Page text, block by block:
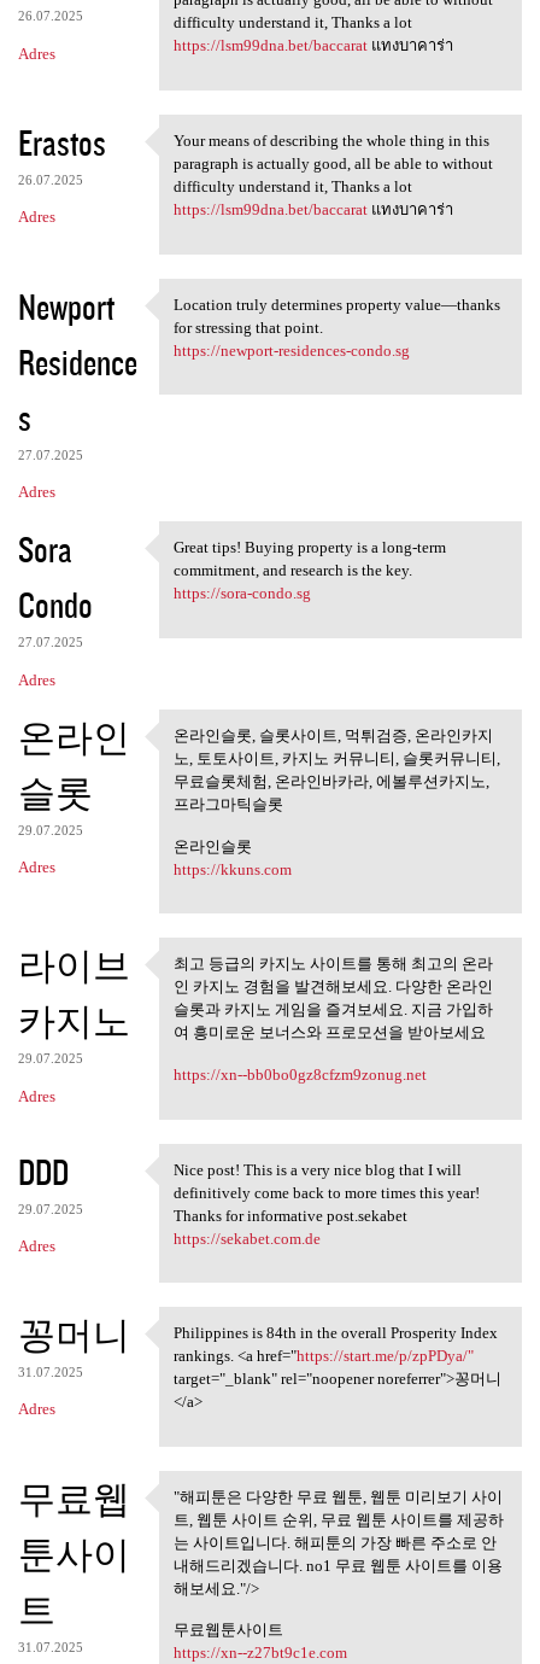
26.07.2025
Adres
difficulty understand it, Thanks a lot
https://lsm99dna.bet/baccaratแทงบาคาร่า
Erastos
26.07.2025
Adres
Your means of describing the
Your means of describing the whole thing in this
paragraph is actually good, all be able to without
difficulty understand it, Thanks a lot
https://lsm99dna.bet/baccaratแทงบาคาร่า
Newport
Residence
s
27.07.2025
Adres
Location truly determines
Location truly determines property value—thanks
for stressing that point.
https://newport-residences-condo.sg
Sora
Condo
27.07.2025
Adres
Great tips! Buying property
Great tips! Buying property is a long-term
commitment, and research is the key.
https://sora-condo.sg
온라인
슬롯
29.07.2025
Adres
온라인슬롯, 슬롯사이트, 먹튀검
증, 온라인카지노,
온라인슬롯, 슬롯사이트, 먹튀검증, 온라인카지
노, 토토사이트, 카지노 커뮤니티, 슬롯커뮤니티,
무료슬롯체험, 온라인바카라, 에볼루션카지노,
프라그마틱슬롯
온라인슬롯
https://kkuns.com
라이브
카지노
29.07.2025
Adres
최고 등급의 카지노 사이트를 통
해 최고의 온라인
최고 등급의 카지노 사이트를 통해 최고의 온라
인 카지노 경험을 발견해보세요. 다양한 온라인
슬롯과 카지노 게임을 즐겨보세요. 지금 가입하
여 흥미로운 보너스와 프로모션을 받아보세요
https://xn--bb0bo0gz8cfzm9zonug.net
DDD
29.07.2025
Adres
Nice post! This is a very
Nice post! This is a very nice blog that I will
definitively come back to more times this year!
Thanks for informative post.sekabet
https://sekabet.com.de
꽁머니
31.07.2025
Adres
Philippines is 84th in the
Philippines is 84th in the overall Prosperity Index
rankings. <a href="https://start.me/p/zpPDya/"
target="_blank" rel="noopener noreferrer">꽁머니
</a>
무료웹
툰사이
트
31.07.2025
"해피툰은 다양한 무료 웹툰, 웹툰
미리보기 사이트,
"해피툰은 다양한 무료 웹툰, 웹툰 미리보기 사이
트, 웹툰 사이트 순위, 무료 웹툰 사이트를 제공하
는 사이트입니다. 해피툰의 가장 빠른 주소로 안
내해드리겠습니다. no1 무료 웹툰 사이트를 이용
해보세요."/>
무료웹툰사이트
https://xn--z27bt9c1e.com